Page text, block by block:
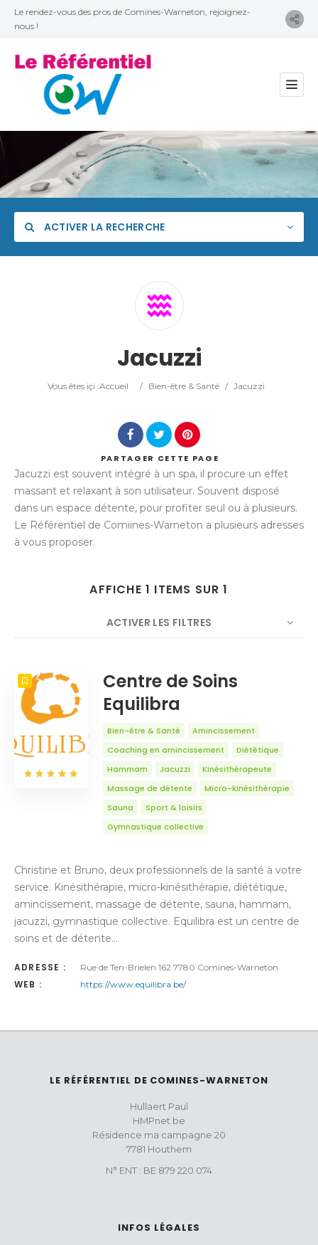
Le rendez-vous des pros de Comines-Warneton, rejoignez-
nous !
ACTIVER LA RECHERCHE
Rechercher
Jacuzzi
Vous êtes içi :Accueil / Bien-être & Santé / Jacuzzi
PARTAGER CETTE PAGE
Jacuzzi est souvent intégré à un spa, il procure un effet
massant et relaxant à son utilisateur. Souvent disposé
dans un espace détente, pour profiter seul ou à plusieurs.
Le Référentiel de Comiines-Warneton a plusieurs adresses
à vous proposer.
AFFICHE 1 ITEMS SUR 1
ACTIVER LES FILTRES
NOMBRE ORDRE
Centre de Soins
Equilibra
Bien-être & Santé
Amincissement
Coaching en amincissement
Diététique
Hammam
Jacuzzi
Kinésithérapeute
Massage de détente
Micro-kinésithérapie
Sauna
Sport & loisirs
Gymnastique collective
Christine et Bruno, deux professionnels de la santé à votre
service. Kinésithérapie, micro-kinésithérapie, diététique,
amincissement, massage de détente, sauna, hammam,
jacuzzi, gymnastique collective. Equilibra est un centre de
soins et de détente…
ADRESSE : Rue de Ten-Brielen 162 7780 Comines-Warneton
WEB : https://www.equilibra.be/
LE RÉFÉRENTIEL DE COMINES-WARNETON
Hullaert Paul
HMPnet.be
Résidence ma campagne 20
7781 Houthem
N° ENT : BE 879 220 074
INFOS LÉGALES